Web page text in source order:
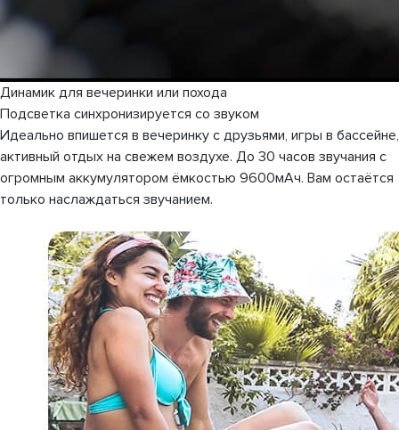
Динамик для вечеринки или похода
Подсветка синхронизируется со звуком
Идеально впишется в вечеринку с друзьями, игры в бассейне,
активный отдых на свежем воздухе. До 30 часов звучания с
огромным аккумулятором ёмкостью 9600мАч. Вам остаётся
только наслаждаться звучанием.